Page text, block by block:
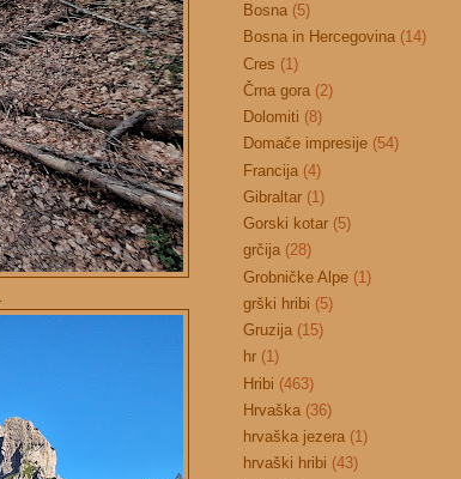
Bosna (5)
Bosna in Hercegovina (14)
Cres (1)
Črna gora (2)
Dolomiti (8)
Domače impresije (54)
Francija (4)
Gibraltar (1)
Gorski kotar (5)
grčija (28)
Grobničke Alpe (1)
grški hribi (5)
Gruzija (15)
hr (1)
Hribi (463)
Hrvaška (36)
hrvaška jezera (1)
hrvaški hribi (43)